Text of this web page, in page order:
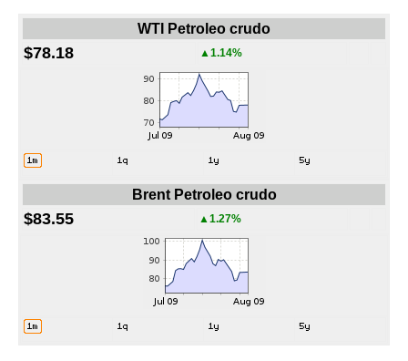
WTI Petroleo crudo
$78.18 ▲1.14%
Brent Petroleo crudo
$83.55 ▲1.27%